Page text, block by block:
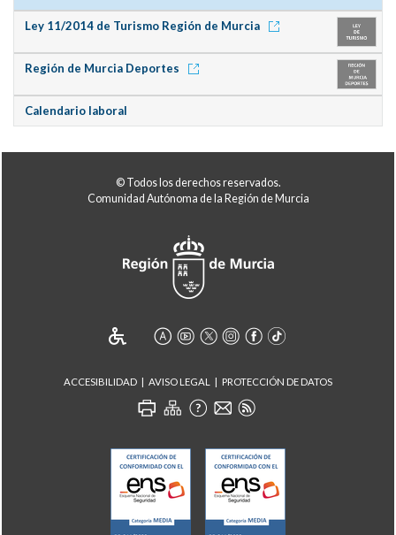
Ley 11/2014 de Turismo Región de Murcia
Región de Murcia Deportes
Calendario laboral
© Todos los derechos reservados.
Comunidad Autónoma de la Región de Murcia
ACCESIBILIDAD AVISO LEGAL PROTECCIÓN DE DATOS